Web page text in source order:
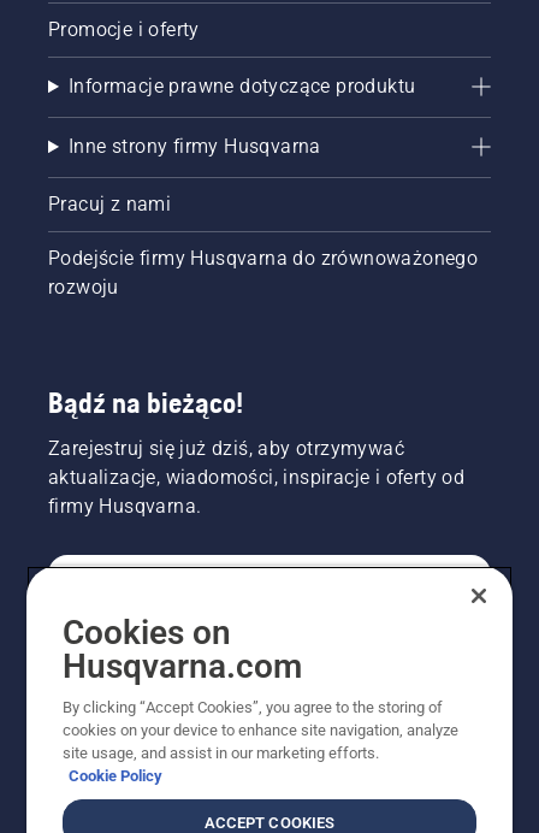
Promocje i oferty
Informacje prawne dotyczące produktu
Inne strony firmy Husqvarna
Pracuj z nami
Podejście firmy Husqvarna do zrównoważonego
rozwoju
Bądź na bieżąco!
Zarejestruj się już dziś, aby otrzymywać
aktualizacje, wiadomości, inspiracje i oferty od
firmy Husqvarna.
PROFESJONALISTA
Cookies on
Husqvarna.com
By clicking “Accept Cookies”, you agree to the storing of
cookies on your device to enhance site navigation, analyze
site usage, and assist in our marketing efforts.
Cookie Policy
ACCEPT COOKIES